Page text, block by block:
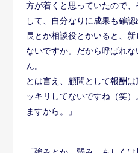
方が着くと思っていたので
して、自分なりに成果も確
長とか相談役とかいると、
ないですか。だから呼ばれ
ん。
とは言え、顧問として報酬
ッキリしてないですね（笑
ますから。」